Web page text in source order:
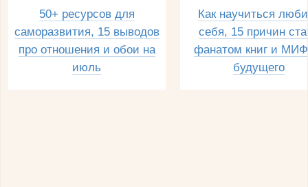
50+ ресурсов для
саморазвития, 15 выводов
про отношения и обои на
июль
Как научиться
себя, 15 причин
фанатом книг и
будущего